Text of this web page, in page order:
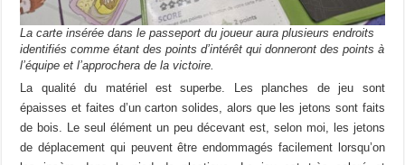
La carte insérée dans le passeport du joueur aura plusieurs endroits
identifiés comme étant des points d’intérêt qui donneront des points à
l’équipe et l’approchera de la victoire.
La qualité du matériel est superbe. Les planches de jeu sont
épaisses et faites d’un carton solides, alors que les jetons sont faits
de bois. Le seul élément un peu décevant est, selon moi, les jetons
de déplacement qui peuvent être endommagés facilement lorsqu’on